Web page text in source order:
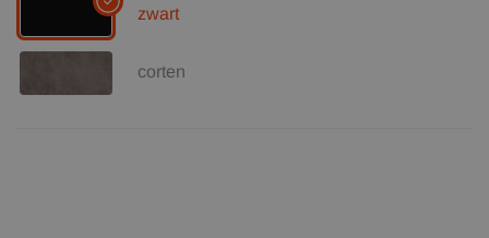
zwart
corten